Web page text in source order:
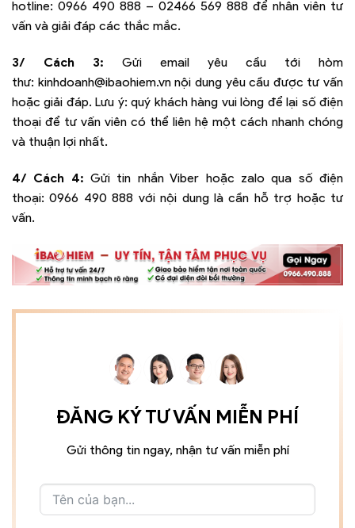
hotline: 0966 490 888 – 02466 569 888 để nhân viên tư
vấn và giải đáp các thắc mắc.
3/ Cách 3: Gửi email yêu cầu tới hòm
thư: kinhdoanh@ibaohiem.vnnội dung yêu cầu được tư vấn
hoặc giải đáp. Lưu ý: quý khách hàng vui lòng để lại số điện
thoại để tư vấn viên có thể liên hệ một cách nhanh chóng
và thuận lợi nhất.
4/ Cách 4: Gửi tin nhắn Viber hoặc zalo qua số điện
thoại:0966 490 888 với nội dung là cần hỗ trợ hoặc tư
vấn.
ĐĂNG KÝ TƯ VẤN MIỄN PHÍ
Gửi thông tin ngay, nhận tư vấn miễn phí